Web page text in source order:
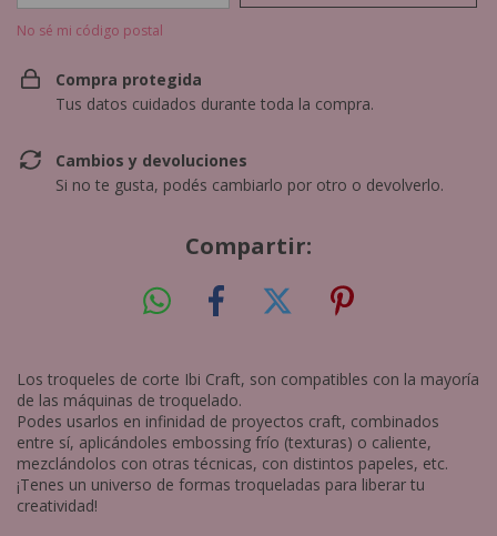
No sé mi código postal
Compra protegida
Tus datos cuidados durante toda la compra.
Cambios y devoluciones
Si no te gusta, podés cambiarlo por otro o devolverlo.
Compartir:
Los troqueles de corte Ibi Craft, son compatibles con la mayoría
de las máquinas de troquelado.
Podes usarlos en infinidad de proyectos craft, combinados
entre sí, aplicándoles embossing frío (texturas) o caliente,
mezclándolos con otras técnicas, con distintos papeles, etc.
¡Tenes un universo de formas troqueladas para liberar tu
creatividad!